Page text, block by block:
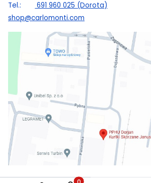
Tel.:
691 960 025 (Dorota)
shop@carlomonti.com